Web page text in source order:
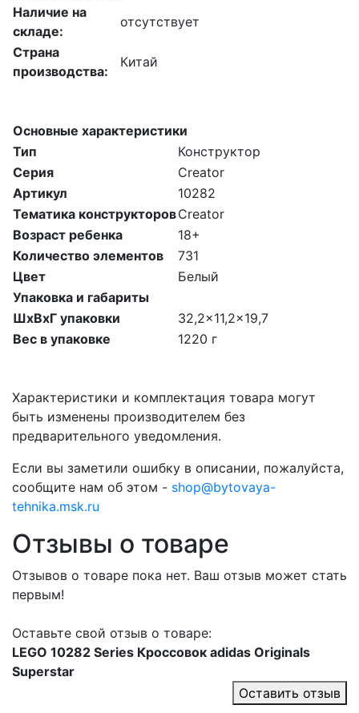
Основные характеристики
Тип
Конструктор
Серия
Creator
Артикул
10282
Тематика конструкторовCreator
Возраст ребенка
18+
Количество элементов
731
Цвет
Белый
Упаковка и габариты
ШхВхГ упаковки
32,2x11,2x19,7
Вес в упаковке
1220 г
Наличие на
складе:
отсутствует
Страна
производства:
Китай
Характеристики и комплектация товара могут
быть изменены производителем без
предварительного уведомления.
Если вы заметили ошибку в описании, пожалуйста,
сообщите нам об этом - shop@bytovaya-
tehnika.msk.ru
Отзывы о товаре
Отзывов о товаре пока нет. Ваш отзыв может стать
первым!
Оставьте свой отзыв о товаре:
LEGO 10282 Series Кроссовок adidas Originals
Superstar
Оставить отзыв